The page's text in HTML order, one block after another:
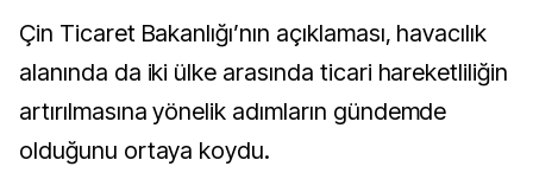
Çin Ticaret Bakanlığı’nın açıklaması, havacılık
alanında da iki ülke arasında ticari hareketliliğin
artırılmasına yönelik adımların gündemde
olduğunu ortaya koydu.